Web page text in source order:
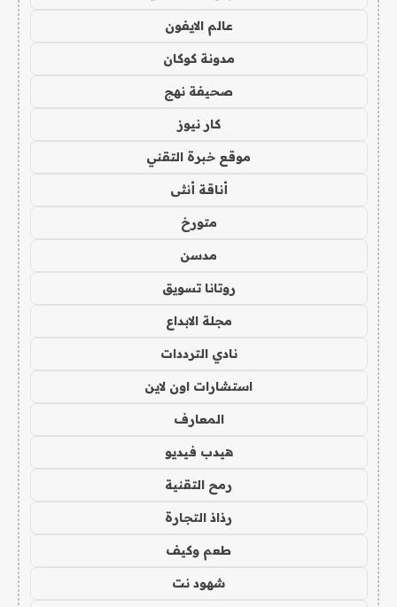
عالم الايفون
مدونة كوكان
صحيفة نهج
كار نيوز
موقع خبرة التقني
أناقة أنثى
متورخ
مدسن
روتانا تسويق
مجلة الابداع
نادي الترددات
استشارات اون لاين
المعارف
هيدب فيديو
رمح التقنية
رذاذ التجارة
طعم وكيف
شهود نت